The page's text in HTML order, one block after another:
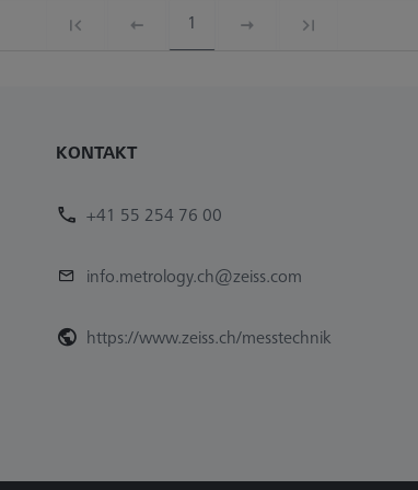
1
KONTAKT
+41 55 254 76 00
info.metrology.ch@zeiss.com
https://www.zeiss.ch/messtechnik